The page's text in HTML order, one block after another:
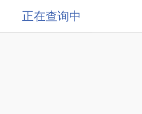
正在查询中